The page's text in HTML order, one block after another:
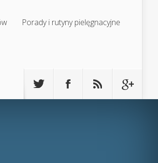
Porady i rutyny pielęgnacyjne